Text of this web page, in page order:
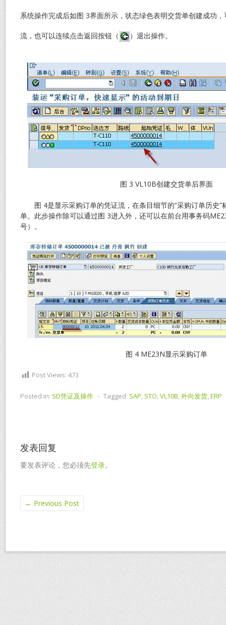
系统操作完成后如图 3界面所示，状态绿色表明交货单创建成功
流，也可以连续点击返回按钮（ ）退出操作。
图 3 VL10B创建交货单后界面
图 4是显示采购订单的凭证流，在条目细节的“采购订单历史”
单。此步操作除可以通过图 3进入外，还可以在前台用事务码
号）。
图 4 ME23N显示采购订单
Post Views: 473
Posted in: SD凭证及操作 ⋅ Tagged: SAP, STO,VL10B,外向发货,ERP
发表回复
要发表评论，您必须先登录。
← Previous Post